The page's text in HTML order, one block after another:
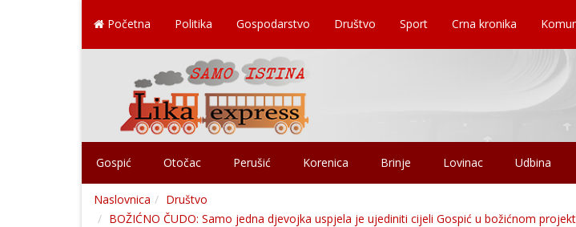
Početna Politika Gospodarstvo Društvo Sport Crna kronika
Gospić Otočac Perušić Korenica Brinje Lovinac Udbina
Naslovnica
Društvo
BOŽIĆNO ČUDO: Samo jedna djevojka uspjela je ujediniti cijeli Gospić u božićnom